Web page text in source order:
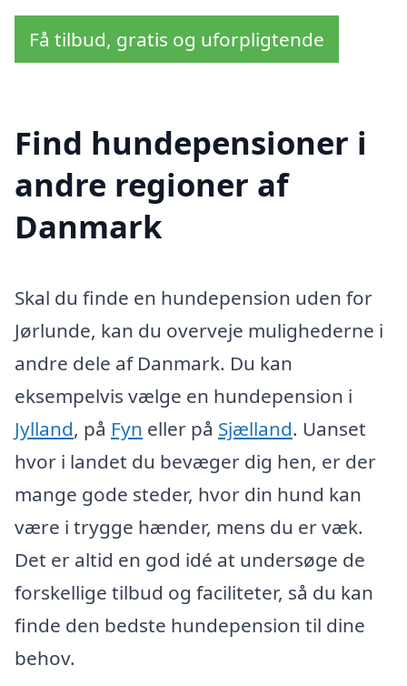
Få tilbud, gratis og uforpligtende
Find hundepensioner i
andre regioner af
Danmark
Skal du finde en hundepension uden for
Jørlunde, kan du overveje mulighederne i
andre dele af Danmark. Du kan
eksempelvis vælge en hundepension i
Jylland, på Fyn eller på Sjælland. Uanset
hvor i landet du bevæger dig hen, er der
mange gode steder, hvor din hund kan
være i trygge hænder, mens du er væk.
Det er altid en god idé at undersøge de
forskellige tilbud og faciliteter, så du kan
finde den bedste hundepension til dine
behov.